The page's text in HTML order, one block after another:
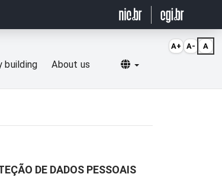
building About us Selecionar idioma
DE DADOS PESSOAIS
A+ A- A